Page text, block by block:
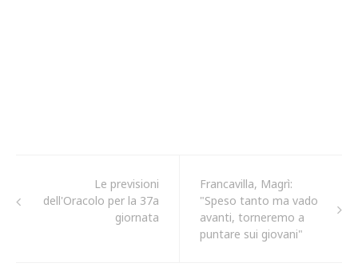
Le previsioni
dell'Oracolo per la 37a
giornata
Francavilla, Magrì:
"Speso tanto ma vado
avanti, torneremo a
puntare sui giovani"